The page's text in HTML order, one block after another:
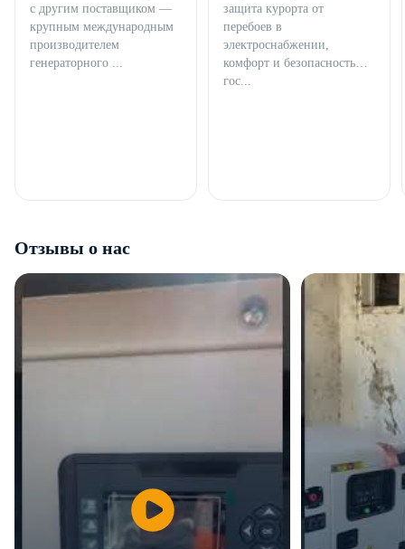
с другим поставщиком —
крупным международным
производителем
генераторного ...
защита курорта от
перебоев в
электроснабжении,
комфорт и безопасность
гос...
Отзывы о нас